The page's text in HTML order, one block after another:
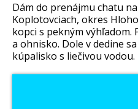
Dám do prenájmu chatu
Koplotovciach, okres
kopci s pekným
a ohnisko. Dole v dedine
kúpalisko s liečivou